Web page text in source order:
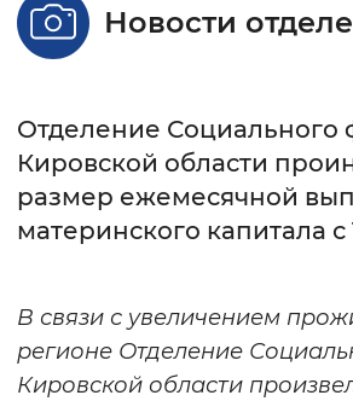
Стандартный
Без засечек
Цвет
Монохромный
Новости
Отделение Социального
Кировской области
размер ежемесячной
материнского капитала с
В связи с увеличением
регионе Отделение
Кировской области